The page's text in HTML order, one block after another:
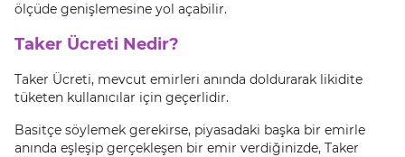
ölçüde genişlemesine yol açabilir.
Taker Ücreti Nedir?
Taker Ücreti, mevcut emirleri anında doldurarak likidite
tüketen kullanıcılar için geçerlidir.
Basitçe söylemek gerekirse, piyasadaki başka bir emirle
anında eşleşip gerçekleşen bir emir verdiğinizde, Taker